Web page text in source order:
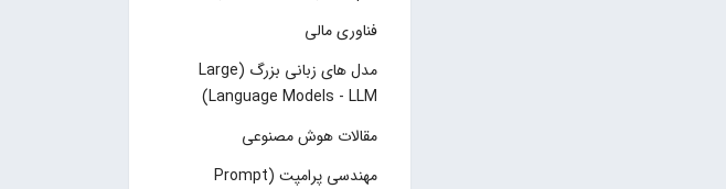
فناوری مالی
مدل های زبانی بزرگ (Large
Language Models - LLM)
مقالات هوش مصنوعی
مهندسی پرامپت (Prompt